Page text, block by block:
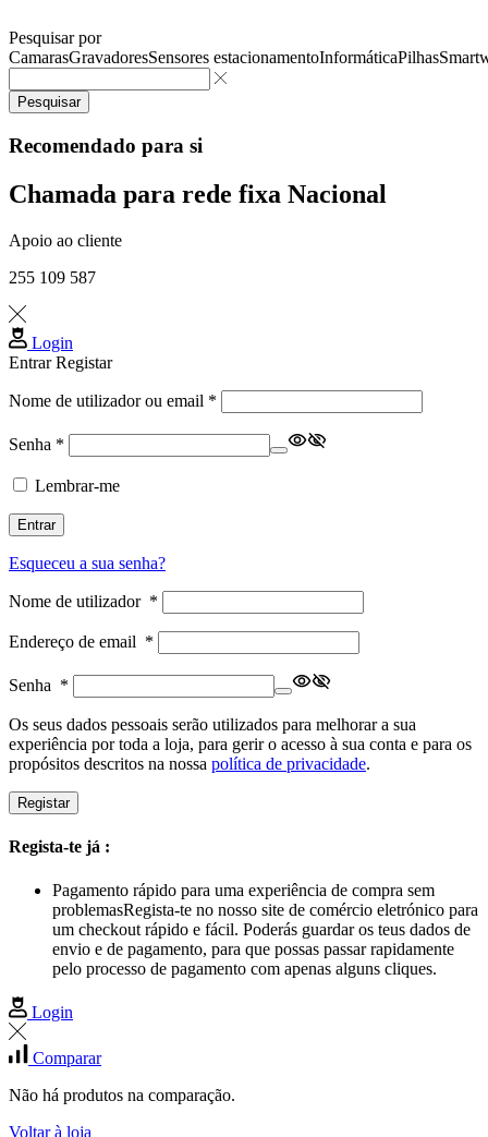
Pesquisar por
CamarasGravadoresSensores estacionamentoInformáticaPilhas
Pesquisar
Recomendado para si
Chamada para rede fixa Nacional
Apoio ao cliente
255 109 587
Login
EntrarRegistar
Nome de utilizador ou email *
Senha * Obrigatório
Lembrar-me
Entrar
Esqueceu a sua senha?
Nome de utilizador *
Endereço de email *
Senha *
Os seus dados pessoais serão utilizados para melhorar a sua
experiência por toda a loja, para gerir o acesso à sua conta e para os
propósitos descritos na nossa política de privacidade.
Registar
Regista-te já :
Pagamento rápido para uma experiência de compra sem
problemasRegista-te no nosso site de comércio eletrónico para
um checkout rápido e fácil. Poderás guardar os teus dados de
envio e de pagamento, para que possas passar rapidamente
pelo processo de pagamento com apenas alguns cliques.
Login
Comparar
Não há produtos na comparação.
Voltar à loja